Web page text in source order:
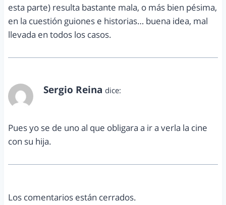
esta parte) resulta bastante mala, o más bien pésima,
en la cuestión guiones e historias… buena idea, mal
llevada en todos los casos.
Sergio Reina dice:
Pues yo se de uno al que obligara a ir a verla la cine
con su hija.
Los comentarios están cerrados.